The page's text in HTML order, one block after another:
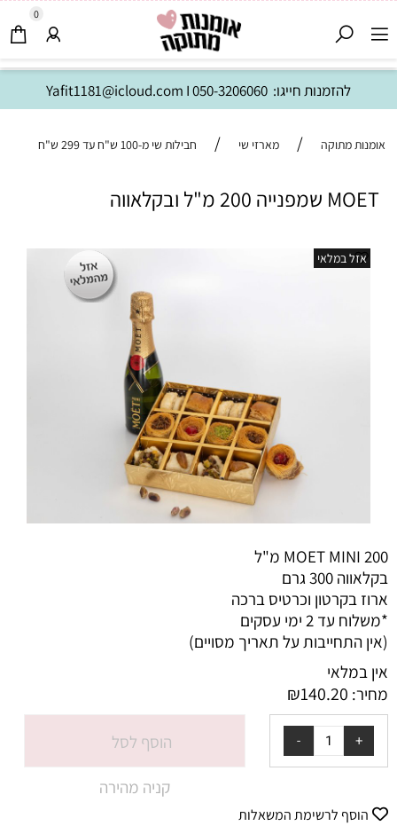
להזמנות חייגו: Yafit1181@icloud.com I050-3206060
0
אומנות מתוקה / מארזי שי / חבילות שי מ-100 ש"ח עד 299 ש"ח
MOET שמפנייה 200 מ"ל ובקלאווה
אזל במלאי
MOET MINI 200 מ"ל
בקלאווה 300 גרם
ארוז בקרטון וכרטיס ברכה
*משלוח עד 2 ימי עסקים
(אין התחייבות על תאריך מסויים)
אין במלאי
מחיר:
₪140.20
הוסף לסל
קניה מהירה
הוסף לרשימת המשאלות